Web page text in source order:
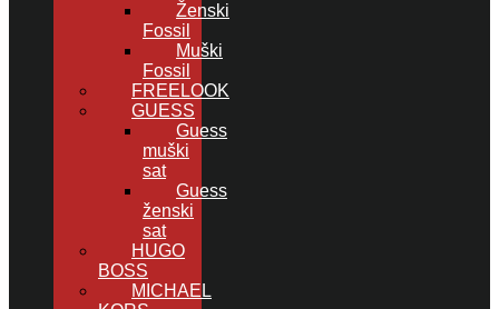
Ženski
Fossil
Muški
Fossil
FREELOOK
GUESS
Guess
muški
sat
Guess
ženski
sat
HUGO
BOSS
MICHAEL